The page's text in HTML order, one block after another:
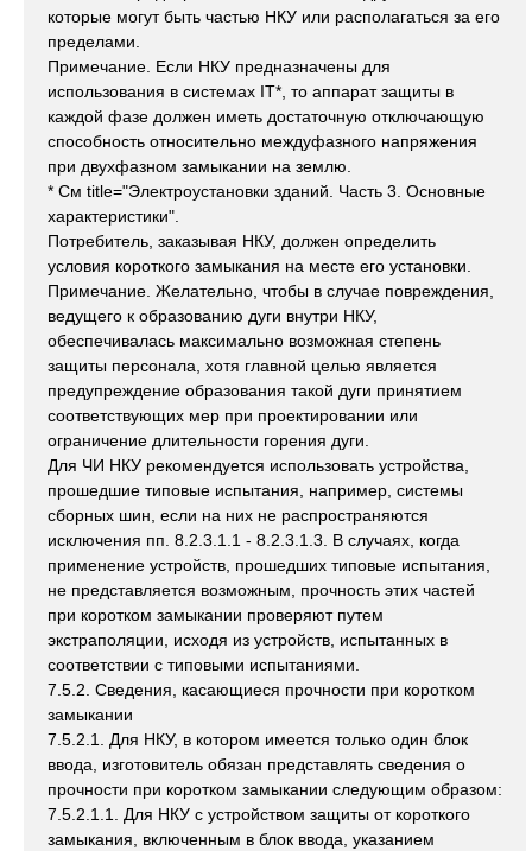
которые могут быть частью НКУ или располагаться за его
пределами.
Примечание. Если НКУ предназначены для
использования в системах IT*, то аппарат защиты в
каждой фазе должен иметь достаточную отключающую
способность относительно междуфазного напряжения
при двухфазном замыкании на землю.
* См title="Электроустановки зданий. Часть 3. Основные
характеристики".
Потребитель, заказывая НКУ, должен определить
условия короткого замыкания на месте его установки.
Примечание. Желательно, чтобы в случае повреждения,
ведущего к образованию дуги внутри НКУ,
обеспечивалась максимально возможная степень
защиты персонала, хотя главной целью является
предупреждение образования такой дуги принятием
соответствующих мер при проектировании или
ограничение длительности горения дуги.
Для ЧИ НКУ рекомендуется использовать устройства,
прошедшие типовые испытания, например, системы
сборных шин, если на них не распространяются
исключения пп. 8.2.3.1.1 - 8.2.3.1.3. В случаях, когда
применение устройств, прошедших типовые испытания,
не представляется возможным, прочность этих частей
при коротком замыкании проверяют путем
экстраполяции, исходя из устройств, испытанных в
соответствии с типовыми испытаниями.
7.5.2. Сведения, касающиеся прочности при коротком
замыкании
7.5.2.1. Для НКУ, в котором имеется только один блок
ввода, изготовитель обязан представлять сведения о
прочности при коротком замыкании следующим образом:
7.5.2.1.1. Для НКУ с устройством защиты от короткого
замыкания, включенным в блок ввода, указанием